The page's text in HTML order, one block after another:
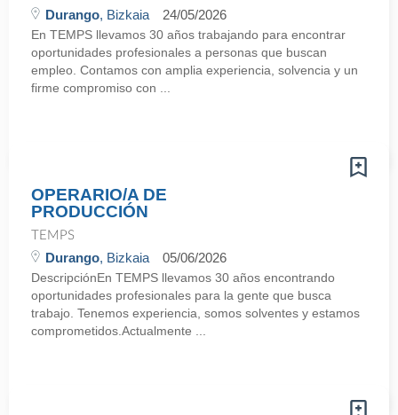
Durango, Bizkaia 24/05/2026
En TEMPS llevamos 30 años trabajando para encontrar
oportunidades profesionales a personas que buscan
empleo. Contamos con amplia experiencia, solvencia y un
firme compromiso con ...
OPERARIO/A DE
PRODUCCIÓN
TEMPS
Durango, Bizkaia 05/06/2026
DescripciónEn TEMPS llevamos 30 años encontrando
oportunidades profesionales para la gente que busca
trabajo. Tenemos experiencia, somos solventes y estamos
comprometidos.Actualmente ...